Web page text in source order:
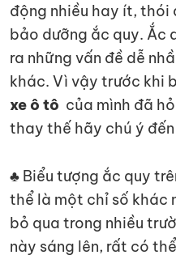
động nhiều hay ít, thói
bảo dưỡng ắc quy. Ắc
ra những vấn đề dễ
khác. Vì vậy trước khi
xe ô tô của mình đã
thay thế hãy chú ý
♣ Biểu tượng ắc quy
thể là một chỉ số khác
bỏ qua trong nhiều
này sáng lên, rất có